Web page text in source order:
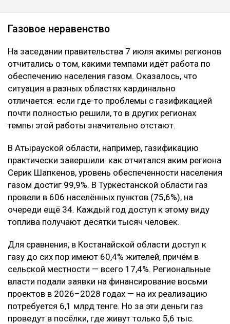
Газовое неравенство
На заседании правительства 7 июля акимы регионов
отчитались о том, какими темпами идёт работа по
обеспечению населения газом. Оказалось, что
ситуация в разных областях кардинально
отличается: если где-то проблемы с газификацией
почти полностью решили, то в других регионах
темпы этой работы значительно отстают.
В Атырауской области, например, газификацию
практически завершили: как отчитался аким региона
Серик Шапкенов, уровень обеспеченности населения
газом достиг 99,9%. В Туркестанской области газ
провели в 606 населённых пунктов (75,6%), на
очереди ещё 34. Каждый год доступ к этому виду
топлива получают десятки тысяч человек.
Для сравнения, в Костанайской области доступ к
газу до сих пор имеют 60,4% жителей, причём в
сельской местности — всего 17,4%. Региональные
власти подали заявки на финансирование восьми
проектов в 2026–2028 годах — на их реализацию
потребуется 6,1 млрд тенге. Но за эти деньги газ
проведут в посёлки, где живут только 5,6 тыс.